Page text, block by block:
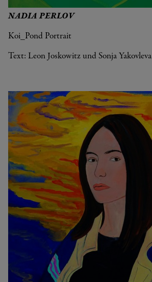
NADIA PERLOV
Koi_Pond Portrait
Text: Leon Joskowitz und Sonja Yakovleva